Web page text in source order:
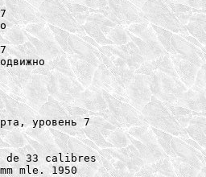
уровень 7
de 33 calibres
mle. 1950